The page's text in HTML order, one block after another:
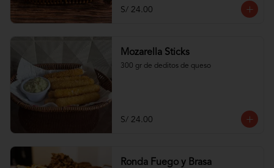
S/ 24.00
Mozarella Sticks
300 gr de deditos de queso
S/ 24.00
Ronda Fuego y Brasa